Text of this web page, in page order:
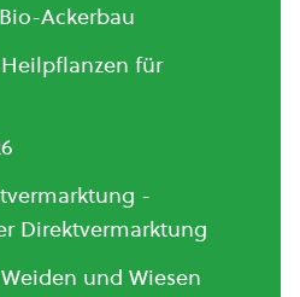
Ackerbau
für
-
Direktvermarktung
und Wiesen